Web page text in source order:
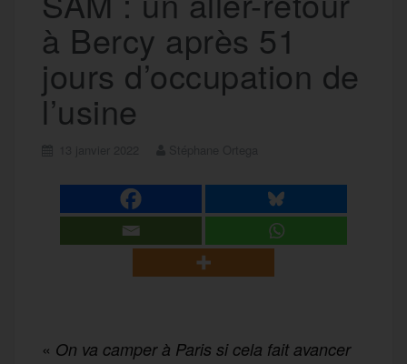
à Bercy après 51
jours d’occupation de
l’usine
« On va camper à Paris si cela fait avancer